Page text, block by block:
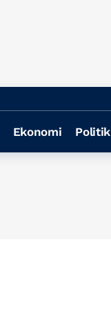
Ekonomi Politik